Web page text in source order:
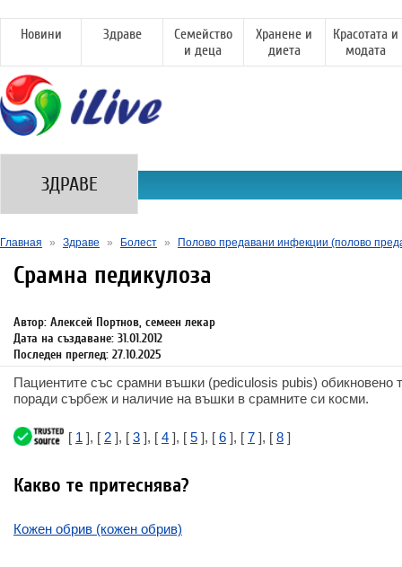
Новини Здраве
Семейство
и деца
Хранене и
диета
Красотата и
модата
ЗДРАВЕ
Главная » Здраве » Болест » Полово предавани инфекции (полово
Срамна педикулоза
Автор: Алексей Портнов, семеен лекар
Дата на създаване: 31.01.2012
Последен преглед: 27.10.2025
Пациентите със срамни въшки (pediculosis pubis) обикновено
поради сърбеж и наличие на въшки в срамните си косми.
[ 1 ], [ 2 ], [ 3 ], [ 4 ], [ 5 ], [ 6 ], [ 7 ], [ 8 ]
Какво те притеснява?
Кожен обрив (кожен обрив)